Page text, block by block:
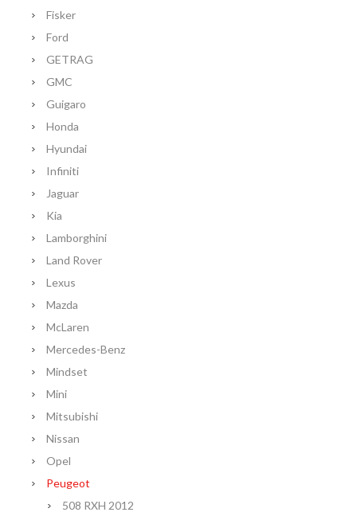
Fisker
Ford
GETRAG
GMC
Guigaro
Honda
Hyundai
Infiniti
Jaguar
Kia
Lamborghini
Land Rover
Lexus
Mazda
McLaren
Mercedes-Benz
Mindset
Mini
Mitsubishi
Nissan
Opel
Peugeot
508 RXH 2012